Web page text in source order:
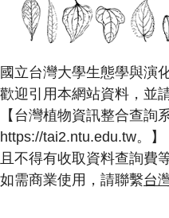
國立台灣大學生態學與演
歡迎引用本網站資料，並
【台灣植物資訊整合查詢
https://tai2.ntu.edu.tw。】
且不得有收取資料查詢費
如需商業使用，請聯繫台